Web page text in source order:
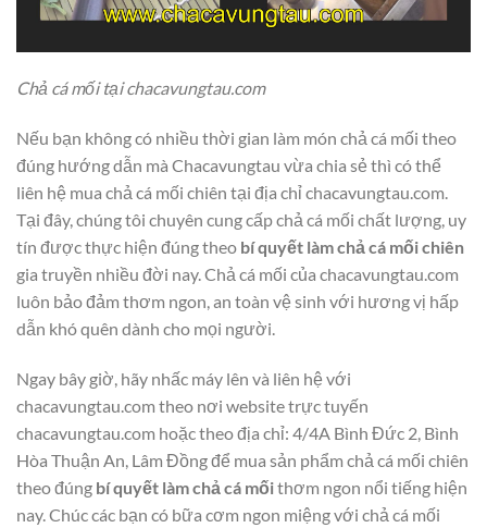
Chả cá mối tại chacavungtau.com
Nếu bạn không có nhiều thời gian làm món chả cá mối theo
đúng hướng dẫn mà Chacavungtau vừa chia sẻ thì có thể
liên hệ mua chả cá mối chiên tại địa chỉ chacavungtau.com.
Tại đây, chúng tôi chuyên cung cấp chả cá mối chất lượng, uy
tín được thực hiện đúng theo bí quyết làm chả cá mối chiên
gia truyền nhiều đời nay. Chả cá mối của chacavungtau.com
luôn bảo đảm thơm ngon, an toàn vệ sinh với hương vị hấp
dẫn khó quên dành cho mọi người.
Ngay bây giờ, hãy nhấc máy lên và liên hệ với
chacavungtau.com theo nơi website trực tuyến
chacavungtau.com hoặc theo địa chỉ: 4/4A Bình Đức 2, Bình
Hòa Thuận An, Lâm Đồng để mua sản phẩm chả cá mối chiên
theo đúng bí quyết làm chả cá mốithơm ngon nổi tiếng hiện
nay. Chúc các bạn có bữa cơm ngon miệng với chả cá mối